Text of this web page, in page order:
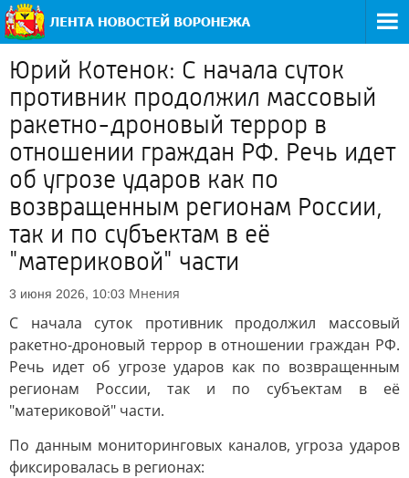
Юрий Котенок: С начала суток
противник продолжил массовый
ракетно-дроновый террор в
отношении граждан РФ. Речь идет
об угрозе ударов как по
возвращенным регионам России,
так и по субъектам в её
"материковой" части
3 июня 2026, 10:03 Мнения
С начала суток противник продолжил массовый
ракетно-дроновый террор в отношении граждан РФ.
Речь идет об угрозе ударов как по возвращенным
регионам России, так и по субъектам в её
"материковой" части.
По данным мониторинговых каналов, угроза ударов
фиксировалась в регионах: